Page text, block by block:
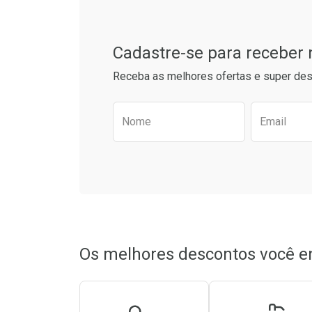
Ativar Desconto
Cadastre-se para receber
Receba as melhores ofertas e super
Preencha o formulário
Nome Email
Os melhores descontos você